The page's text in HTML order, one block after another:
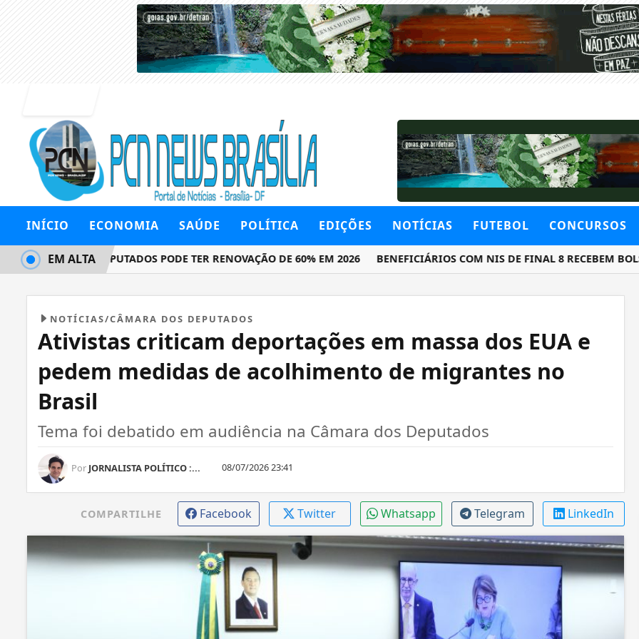
INÍCIO ECONOMIA SAÚDE POLÍTICA EDIÇÕES NOTÍCIAS FUTEBOL CONCURSOS
CÂMARA DOS DEPUTADOS PODE TER RENOVAÇÃO DE 60% EM 2026 BENEFICIÁRIOS COM NIS DE FINAL 8 RECEBEM BOLSA
EM ALTA
NOTÍCIAS/CÂMARA DOS DEPUTADOS
Ativistas criticam deportações em massa dos EUA e
pedem medidas de acolhimento de migrantes no
Brasil
Tema foi debatido em audiência na Câmara dos Deputados
Por JORNALISTA POLÍTICO :... 08/07/2026 23:41
COMPARTILHE Facebook Twitter Whatsapp Telegram LinkedIn